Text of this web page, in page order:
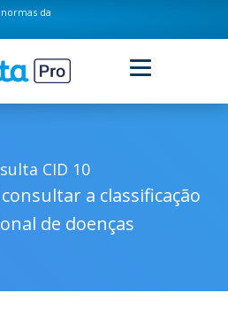
da
CID 10
a classificação
de doenças